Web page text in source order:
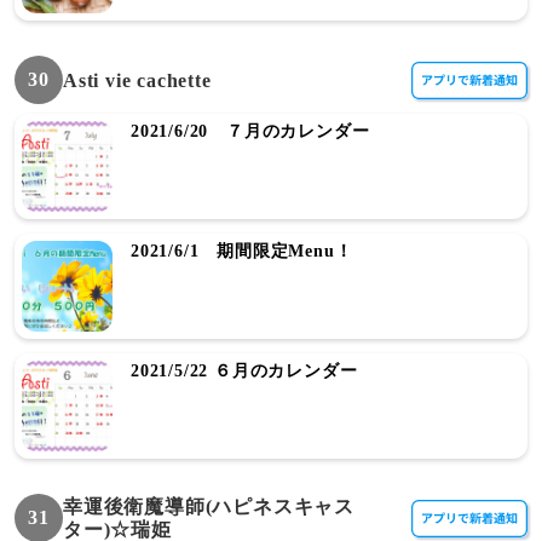
30 Asti vie cachette
2021/6/20 ７月のカレンダー
2021/6/1 期間限定Menu！
2021/5/22 ６月のカレンダー
31
幸運後衛魔導師(ハピネスキャス
ター)☆瑞姫